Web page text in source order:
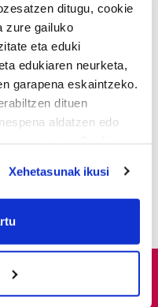
ditugu, cookie
zure gailuko
eta eduki
edukiaren neurketa,
garapena eskaintzeko.
dituen
aldatzen edo
geographical
scanning it for
Xehetasunak ikusi
aurka